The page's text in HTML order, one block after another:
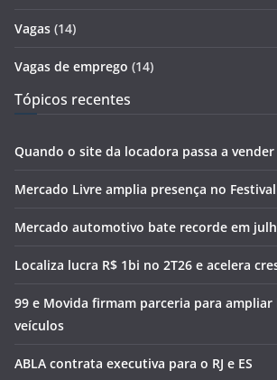
Vagas (14)
Vagas de emprego (14)
Tópicos recentes
Quando o site da locadora passa a vender
Mercado Livre amplia presença no
Mercado automotivo bate recorde em
Localiza lucra R$ 1bi no 2T26 e acelera
99 e Movida firmam parceria para ampliar
veículos
ABLA contrata executiva para o RJ e ES